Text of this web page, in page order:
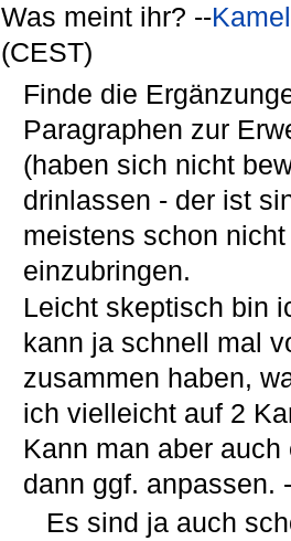
Was meint ihr? --
(CEST)
Finde die
Paragraphen zur
(haben sich nicht
drinlassen - der ist
meistens schon
einzubringen.
Leicht skeptisch bin
kann ja schnell mal
zusammen haben,
ich vielleicht auf 2
Kann man aber
dann ggf. anpassen.
Es sind ja auch